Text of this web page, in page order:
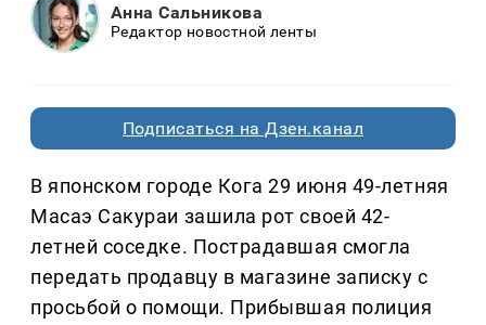
Анна Сальникова
Редактор новостной ленты
Подписаться на Дзен.канал
В японском городе Кога 29 июня 49-летняя
Масаэ Сакураи зашила рот своей 42-
летней соседке. Пострадавшая смогла
передать продавцу в магазине записку с
просьбой о помощи. Прибывшая полиция